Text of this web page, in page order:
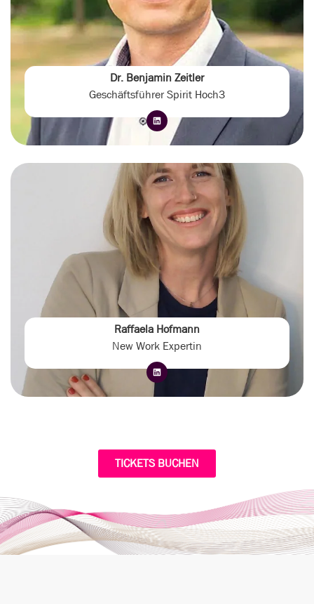
Dr. Benjamin Zeitler
Geschäftsführer Spirit Hoch3
Raffaela Hofmann
New Work Expertin
TICKETS BUCHEN